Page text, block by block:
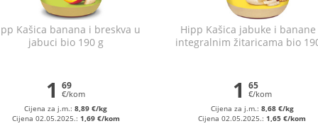
Kašica banana i breskva u
jabuci bio 190 g
1 69
€/kom
Cijena za j.m.:8,89 €/kg
Cijena 02.05.2025.: 1,69 €/kom
Hipp Kašica jabuke i banane
integralnim žitaricama bio
1 65
€/kom
Cijena za j.m.: 8,68 €/kg
Cijena 02.05.2025.:1,65 €/kom